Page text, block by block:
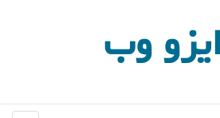
ایزو وب